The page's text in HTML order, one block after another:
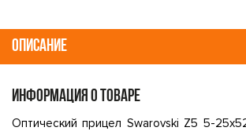
ОПИСАНИЕ
ИНФОРМАЦИЯ О ТОВАРЕ
Оптический прицел Swarovski Z5 5-